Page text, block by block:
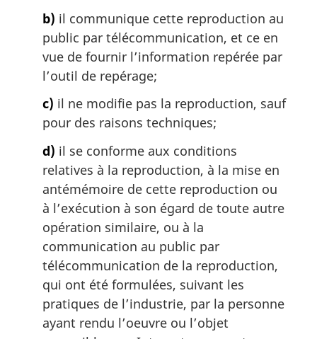
b) il communique cette reproduction au
public par télécommunication, et ce en
vue de fournir l’information repérée par
l’outil de repérage;
c) il ne modifie pas la reproduction, sauf
pour des raisons techniques;
d) il se conforme aux conditions
relatives à la reproduction, à la mise en
antémémoire de cette reproduction ou
à l’exécution à son égard de toute autre
opération similaire, ou à la
communication au public par
télécommunication de la reproduction,
qui ont été formulées, suivant les
pratiques de l’industrie, par la personne
ayant rendu l’oeuvre ou l’objet